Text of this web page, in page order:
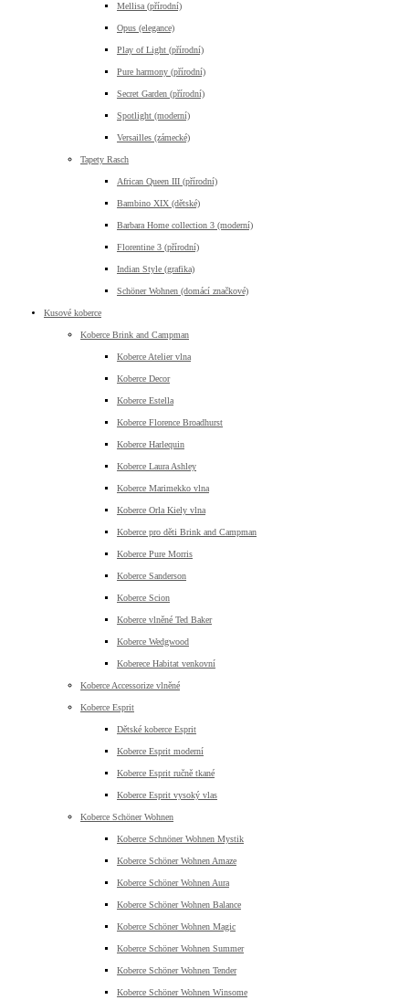
Mellisa (přírodní)
Opus (elegance)
Play of Light (přírodní)
Pure harmony (přírodní)
Secret Garden (přírodní)
Spotlight (moderní)
Versailles (zámecké)
Tapety Rasch
African Queen III (přírodní)
Bambino XIX (dětské)
Barbara Home collection 3 (moderní)
Florentine 3 (přírodní)
Indian Style (grafika)
Schöner Wohnen (domácí značkové)
Kusové koberce
Koberce Brink and Campman
Koberce Atelier vlna
Koberce Decor
Koberce Estella
Koberce Florence Broadhurst
Koberce Harlequin
Koberce Laura Ashley
Koberce Marimekko vlna
Koberce Orla Kiely vlna
Koberce pro děti Brink and Campman
Koberce Pure Morris
Koberce Sanderson
Koberce Scion
Koberce vlněné Ted Baker
Koberce Wedgwood
Koberece Habitat venkovní
Koberce Accessorize vlněné
Koberce Esprit
Dětské koberce Esprit
Koberce Esprit moderní
Koberce Esprit ručně tkané
Koberce Esprit vysoký vlas
Koberce Schöner Wohnen
Koberce Schnöner Wohnen Mystik
Koberce Schöner Wohnen Amaze
Koberce Schöner Wohnen Aura
Koberce Schöner Wohnen Balance
Koberce Schöner Wohnen Magic
Koberce Schöner Wohnen Summer
Koberce Schöner Wohnen Tender
Koberce Schöner Wohnen Winsome